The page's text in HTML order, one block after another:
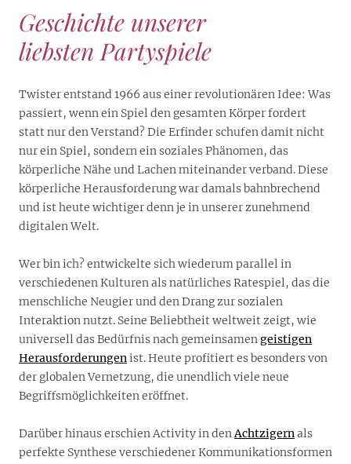
Geschichte unserer
liebsten Partyspiele
Twister entstand 1966 aus einer revolutionären Idee: Was
passiert, wenn ein Spiel den gesamten Körper fordert
statt nur den Verstand? Die Erfinder schufen damit nicht
nur ein Spiel, sondern ein soziales Phänomen, das
körperliche Nähe und Lachen miteinander verband. Diese
körperliche Herausforderung war damals bahnbrechend
und ist heute wichtiger denn je in unserer zunehmend
digitalen Welt.
Wer bin ich? entwickelte sich wiederum parallel in
verschiedenen Kulturen als natürliches Ratespiel, das die
menschliche Neugier und den Drang zur sozialen
Interaktion nutzt. Seine Beliebtheit weltweit zeigt, wie
universell das Bedürfnis nach gemeinsamengeistigen
Herausforderungenist. Heute profitiert es besonders von
der globalen Vernetzung, die unendlich viele neue
Begriffsmöglichkeiten eröffnet.
Darüber hinaus erschien Activity in denAchtzigernals
perfekte Synthese verschiedener Kommunikationsformen